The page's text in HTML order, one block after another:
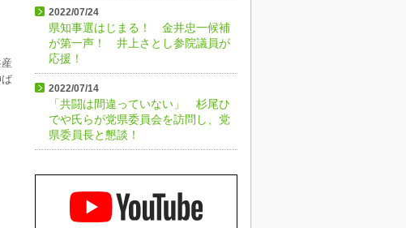
2022/07/24
県知事選はじまる！ 金井忠一候補
が第一声！ 井上さとし参院議員が
応援！
2022/07/14
「共闘は間違っていない」 杉尾ひ
でや氏らが党県委員会を訪問し、党
県委員長と懇談！